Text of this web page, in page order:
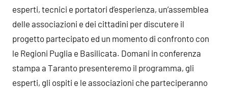
esperti, tecnici e portatori d’esperienza, un’assemblea
delle associazioni e dei cittadini per discutere il
progetto partecipato ed un momento di confronto con
le Regioni Puglia e Basilicata. Domani in conferenza
stampa a Taranto presenteremo il programma, gli
esperti, gli ospiti e le associazioni che parteciperanno